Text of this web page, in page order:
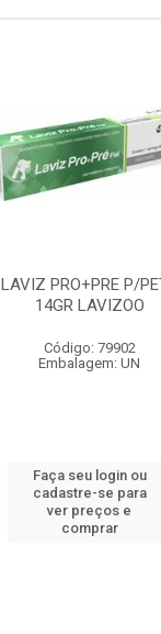
LAVIZ PRO+PRE P/
14GR LAVIZOO
Código: 79902
Embalagem: UN
Faça seu login ou
cadastre-se para
ver preços e
comprar